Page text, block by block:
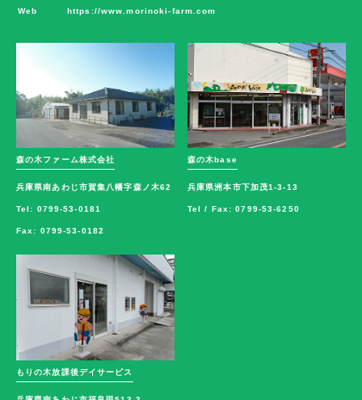
Web https://www.morinoki-farm.com
森の木ファーム株式会社
兵庫県南あわじ市賀集八幡字森ノ木62
Tel: 0799-53-0181
Fax: 0799-53-0182
森の木base
兵庫県洲本市下加茂1-3-13
Tel / Fax: 0799-53-6250
もりの木放課後デイサービス